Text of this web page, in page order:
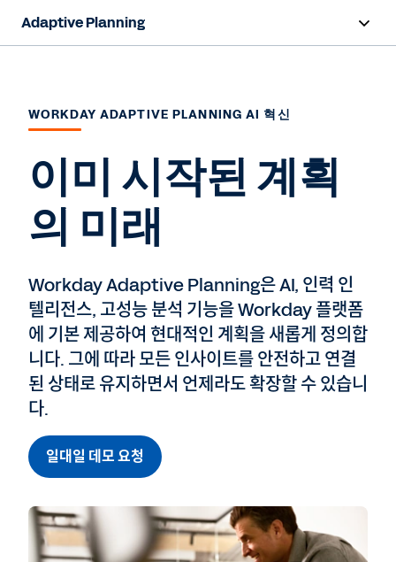
Adaptive Planning
FP&A 전문 AI
활용 사례
업종
리소스
가격책정
전문가 상담
WORKDAY ADAPTIVE PLANNING AI 혁신
이미 시작된 계획
의 미래
Workday Adaptive Planning은 AI, 인력 인
텔리전스, 고성능 분석 기능을 Workday 플랫폼
에 기본 제공하여 현대적인 계획을 새롭게 정의합
니다. 그에 따라 모든 인사이트를 안전하고 연결
된 상태로 유지하면서 언제라도 확장할 수 있습니
다.
일대일 데모 요청